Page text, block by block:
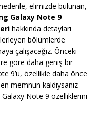
elimizde bulunan,
Galaxy Note 9
hakkında detayları
bölümlerde
çalışacağız. Önceki
göre daha geniş bir
9’u, özellikle daha önce
memnun kaldıysanız
Note 9 özelliklerini